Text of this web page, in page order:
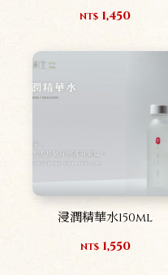
NT$ 1,450
浸潤精華水150ml
NT$1,550